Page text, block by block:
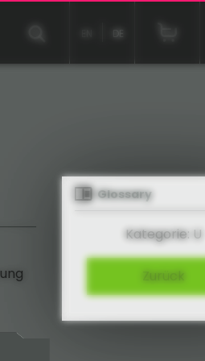
DE
Glossary
Kategorie: U
Zurück